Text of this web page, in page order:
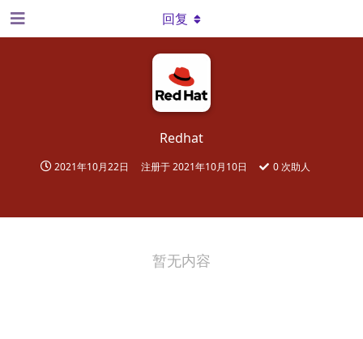
Redhat
2021年10月22日 注册于2021年10月10日 0 次助人
回复
暂无内容